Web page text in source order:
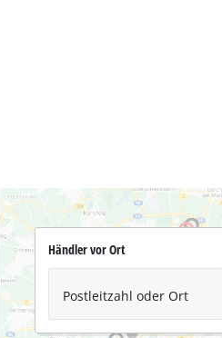
Händler vor Ort
Postleitzahl oder Ort